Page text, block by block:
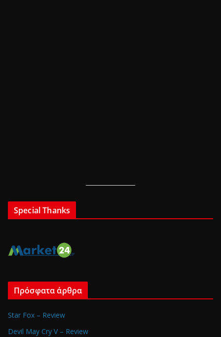
Special Thanks
Πρόσφατα άρθρα
Star Fox – Review
Devil May Cry V – Review